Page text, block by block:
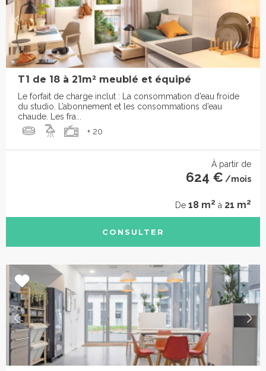
T1 de 18 à 21m² meublé et équipé
Le forfait de charge inclut : La consommation d’eau froide
du studio. L’abonnement et les consommations d’eau
chaude. Les fra...
+ 20
À partir de
624 € /mois
De 18 m2 à 21 m2
CONSULTER